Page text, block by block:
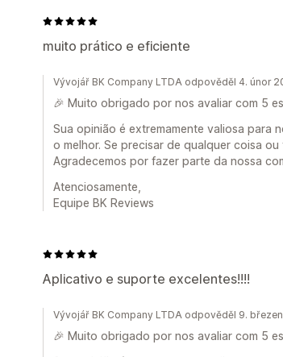
muito prático e eficiente
Vývojář BK Company LTDA odpověděl 4. únor
🎉 Muito obrigado por nos avaliar com 5
Sua opinião é extremamente valiosa para
o melhor. Se precisar de qualquer coisa
Agradecemos por fazer parte da nossa
Atenciosamente,
Equipe BK Reviews
Aplicativo e suporte excelentes!!!!
Vývojář BK Company LTDA odpověděl 9.
🎉 Muito obrigado por nos avaliar com 5